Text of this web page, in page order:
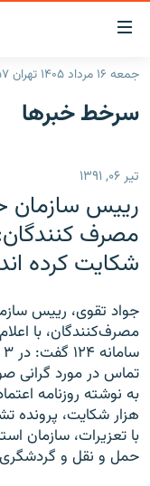
لینک‌های
قابلیت
دسترسی
بازگشت
اصلی
رفتن
صفحه
جستجو
ایران
انتخاب کنید و بشنوید
برنامه‌های رادیویی
پادکست
چندرسانه‌ای
گزارش‌های ویدئویی
English
به ما بپیوندید
جمعه ۱۶ مرداد ۱۴۰۵ تهران ۰۹:۵۷
سرخط‌ خبرها
تیر ۰۶, ۱۳۹۱
رييس سازمان
شکايت کرده اند
جواد تقوی، رييس
مصرف‌کنندگان، با
تماس در مورد گرانی
با تعزيرات، سازمان
حمل و نقل و